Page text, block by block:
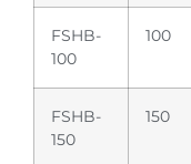
FSHB-
100
100
FSHB-
150
150